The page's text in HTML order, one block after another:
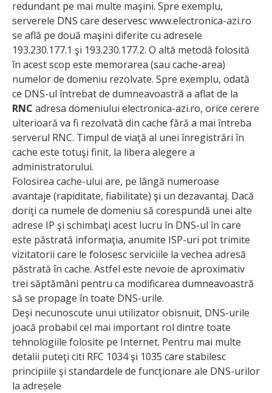
redundant pe mai multe maşini. Spre exemplu,
serverele DNS care deservesc www.electronica-azi.ro
se află pe două maşini diferite cu adresele
193.230.177.1 şi 193.230.177.2. O altă metodă folosită
în acest scop este memorarea (sau cache-area)
numelor de domeniu rezolvate. Spre exemplu, odată
ce DNS-ul întrebat de dumneavoastră a aflat de la
RNC adresa domeniului electronica-azi.ro, orice cerere
ulterioară va fi rezolvată din cache fără a mai întreba
serverul RNC. Timpul de viaţă al unei înregistrări în
cache este totuşi finit, la libera alegere a
administratorului.
Folosirea cache-ului are, pe lângă numeroase
avantaje (rapiditate, fiabilitate) şi un dezavantaj. Dacă
doriţi ca numele de domeniu să corespundă unei alte
adrese IP şi schimbaţi acest lucru în DNS-ul în care
este păstrată informaţia, anumite ISP-uri pot trimite
vizitatorii care le folosesc serviciile la vechea adresă
păstrată în cache. Astfel este nevoie de aproximativ
trei săptămâni pentru ca modificarea dumneavoastră
să se propage în toate DNS-urile.
Deşi necunoscute unui utilizator obisnuit, DNS-urile
joacă probabil cel mai important rol dintre toate
tehnologiile folosite pe Internet. Pentru mai multe
detalii puteţi citi RFC 1034 şi 1035 care stabilesc
principiile şi standardele de funcţionare ale DNS-urilor
la adresele